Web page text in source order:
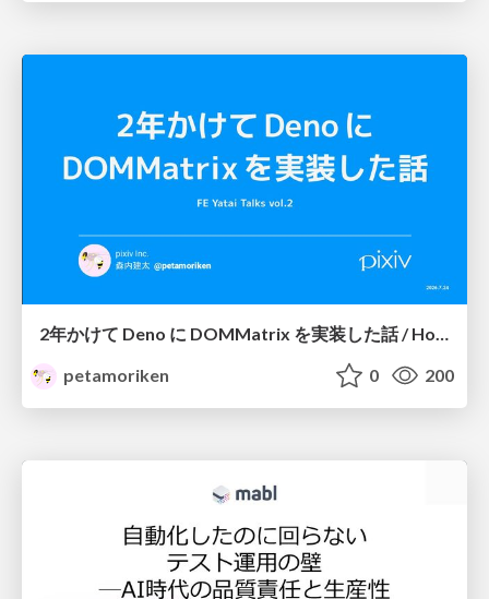
2年かけて Deno に DOMMatrix を実装した話 / How I implemented DOMMatrix in Deno over two years
petamoriken
0 200